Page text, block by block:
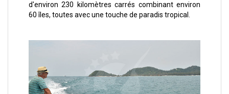
d'environ 230 kilomètres carrés combinant environ
60 îles, toutes avec une touche de paradis tropical.